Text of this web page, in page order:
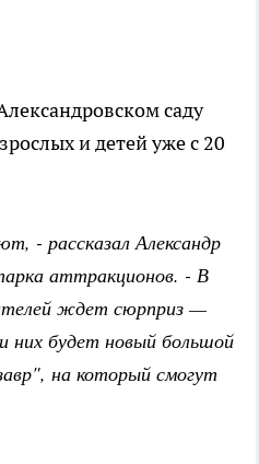
саду
и детей уже с 20
- рассказал Александр
аттракционов. - В
ждет сюрприз —
них будет новый большой
на который смогут